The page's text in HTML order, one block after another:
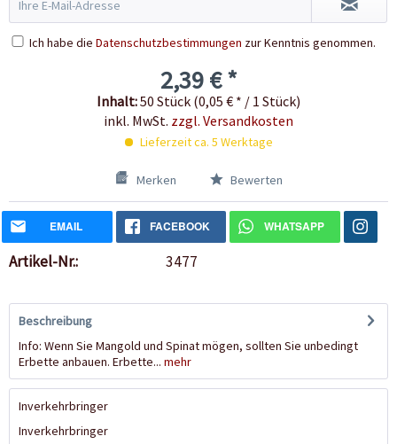
Ich habe die Datenschutzbestimmungen zur Kenntnis genommen.
2,39 € *
Inhalt:50 Stück (0,05 € * / 1 Stück)
inkl. MwSt. zzgl. Versandkosten
Lieferzeit ca. 5 Werktage
Merken Bewerten
EMAIL FACEBOOK WHATSAPP
Artikel-Nr.: 3477
Beschreibung
Info: Wenn Sie Mangold und Spinat mögen, sollten Sie unbedingt
Erbette anbauen. Erbette... mehr
Inverkehrbringer
Inverkehrbringer